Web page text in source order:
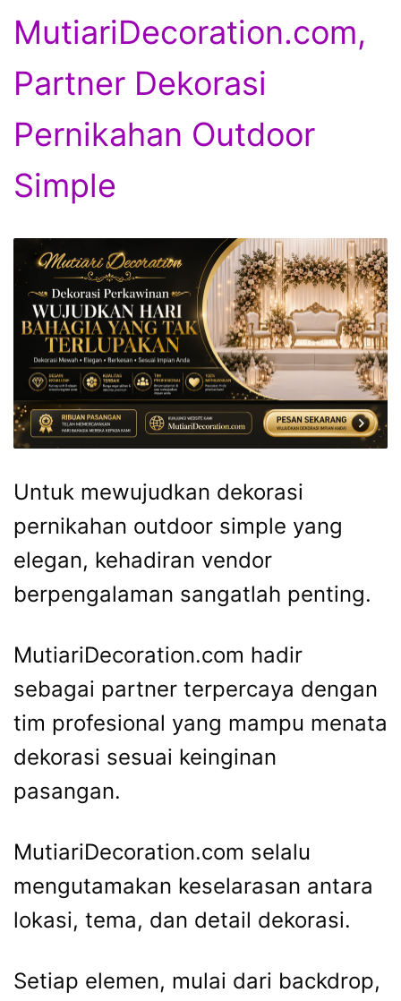
MutiariDecoration.com,
Partner Dekorasi
Pernikahan Outdoor
Simple
Untuk mewujudkan dekorasi
pernikahan outdoor simple yang
elegan, kehadiran vendor
berpengalaman sangatlah penting.
MutiariDecoration.com hadir
sebagai partner terpercaya dengan
tim profesional yang mampu menata
dekorasi sesuai keinginan
pasangan.
MutiariDecoration.com selalu
mengutamakan keselarasan antara
lokasi, tema, dan detail dekorasi.
Setiap elemen, mulai dari backdrop,